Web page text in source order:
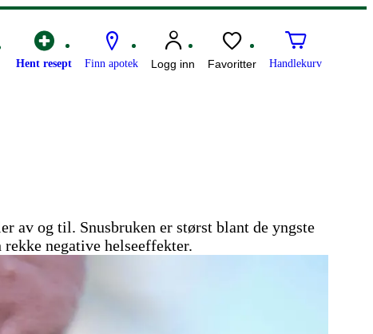
Hent resept Finn apotek Logg inn Favoritter Handlekurv
av og til. Snusbruken er størst blant de yngste
negative helseeffekter.